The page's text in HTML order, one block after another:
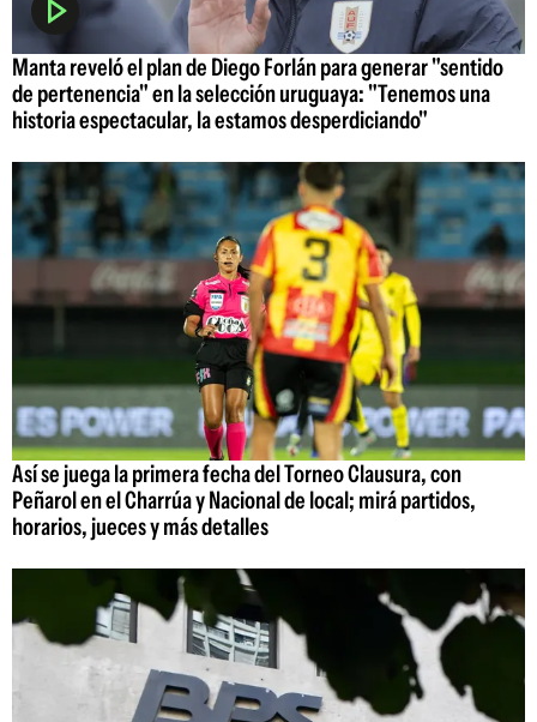
Manta reveló el plan de Diego Forlán para generar "sentido
de pertenencia" en la selección uruguaya: "Tenemos una
historia espectacular, la estamos desperdiciando"
Así se juega la primera fecha del Torneo Clausura, con
Peñarol en el Charrúa y Nacional de local; mirá partidos,
horarios, jueces y más detalles